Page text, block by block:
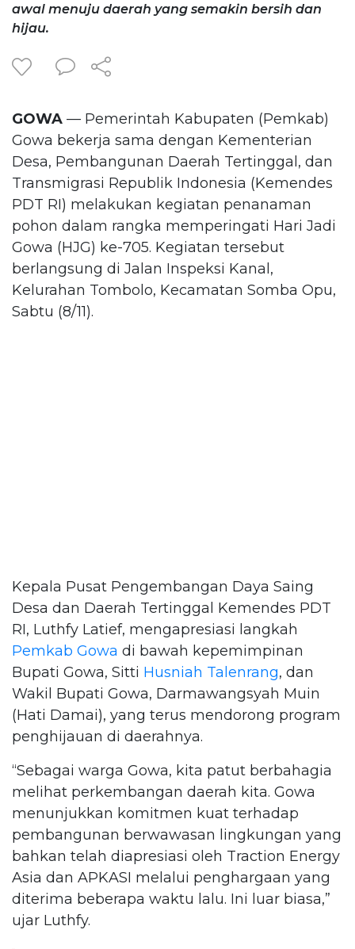
awal menuju daerah yang semakin bersih dan
hijau.
GOWA — Pemerintah Kabupaten (Pemkab)
Gowa bekerja sama dengan Kementerian
Desa, Pembangunan Daerah Tertinggal, dan
Transmigrasi Republik Indonesia (Kemendes
PDT RI) melakukan kegiatan penanaman
pohon dalam rangka memperingati Hari Jadi
Gowa (HJG) ke-705. Kegiatan tersebut
berlangsung di Jalan Inspeksi Kanal,
Kelurahan Tombolo, Kecamatan Somba Opu,
Sabtu (8/11).
Kepala Pusat Pengembangan Daya Saing
Desa dan Daerah Tertinggal Kemendes PDT
RI, Luthfy Latief, mengapresiasi langkah
Pemkab Gowa di bawah kepemimpinan
Bupati Gowa, Sitti Husniah Talenrang, dan
Wakil Bupati Gowa, Darmawangsyah Muin
(Hati Damai), yang terus mendorong program
penghijauan di daerahnya.
“Sebagai warga Gowa, kita patut berbahagia
melihat perkembangan daerah kita. Gowa
menunjukkan komitmen kuat terhadap
pembangunan berwawasan lingkungan yang
bahkan telah diapresiasi oleh Traction Energy
Asia dan APKASI melalui penghargaan yang
diterima beberapa waktu lalu. Ini luar biasa,”
ujar Luthfy.